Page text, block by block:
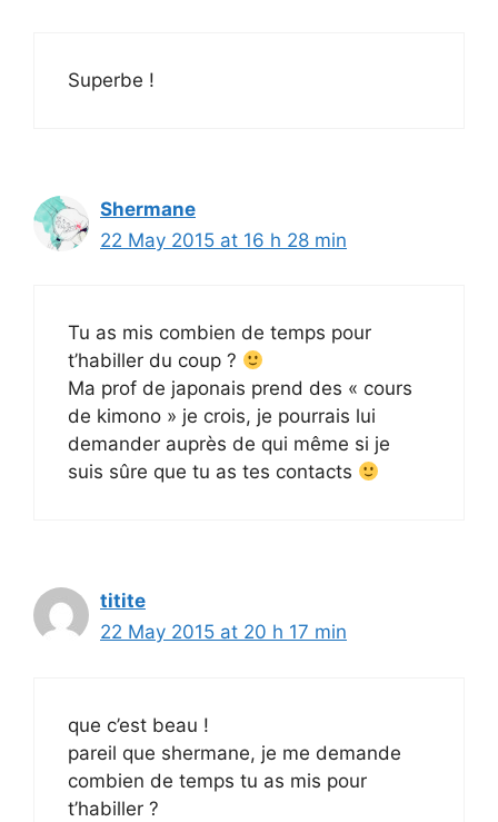
Superbe !
Shermane
22 May 2015 at 16 h 28 min
Tu as mis combien de temps pour
t’habiller du coup ?
Ma prof de japonais prend des « cours
de kimono » je crois, je pourrais lui
demander auprès de qui même si je
suis sûre que tu as tes contacts
titite
22 May 2015 at 20 h 17 min
que c’est beau !
pareil que shermane, je me demande
combien de temps tu as mis pour
t’habiller ?